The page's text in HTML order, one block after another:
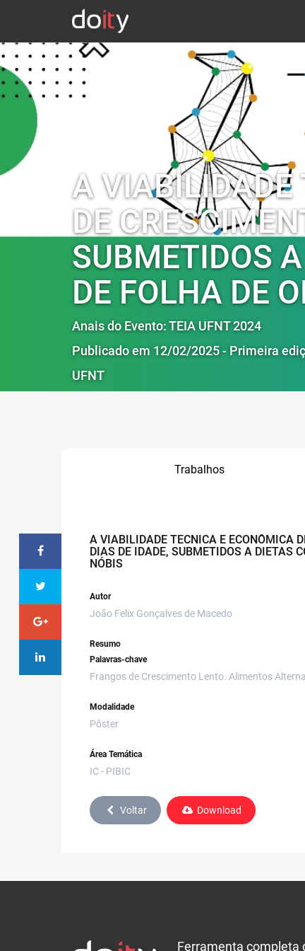
A VIABILIDADE
DE
SUBMETIDOS
DE FOLHA DE
Anais do Evento: TEIA UFNT 2024
Publicado em 12/02/2025 - Primeira
UFNT
Trabalhos
A VIABILIDADE TECNICA E ECONÔMICA
DIAS DE IDADE, SUBMETIDOS A DIETAS
NÓBIS
Autor
João Felix Gonçalves de Macedo
Resumo
Palavras-chave
Frangos de Crescimento Lento. Alimentos
Modalidade
Pôster
Área Temática
IC - PIBIC
Voltar Download
Ferramenta completa